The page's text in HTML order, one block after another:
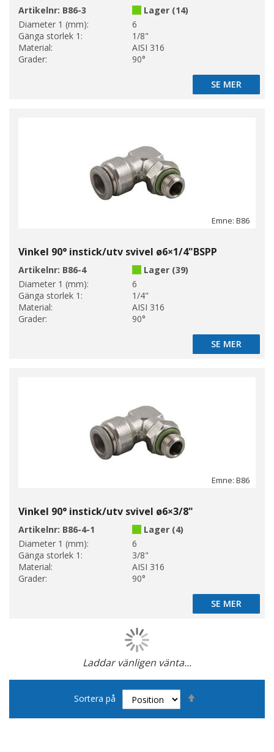
Artikelnr: B86-3
Lager (14)
Diameter 1 (mm):
6
Gänga storlek 1:
1/8"
Material:
AISI 316
Grader:
90°
SE MER
SE MER
Emne: B86
Vinkel 90° instick/utv svivel ø6×1/4"BSPP
Artikelnr: B86-4
Lager (39)
Diameter 1 (mm):
6
Gänga storlek 1:
1/4"
Material:
AISI 316
Grader:
90°
SE MER
SE MER
Emne: B86
Vinkel 90° instick/utv svivel ø6×3/8"
Artikelnr: B86-4-1
Lager (4)
Diameter 1 (mm):
6
Gänga storlek 1:
3/8"
Material:
AISI 316
Grader:
90°
SE MER
SE MER
Laddar vänligen vänta...
Page
Sortera på